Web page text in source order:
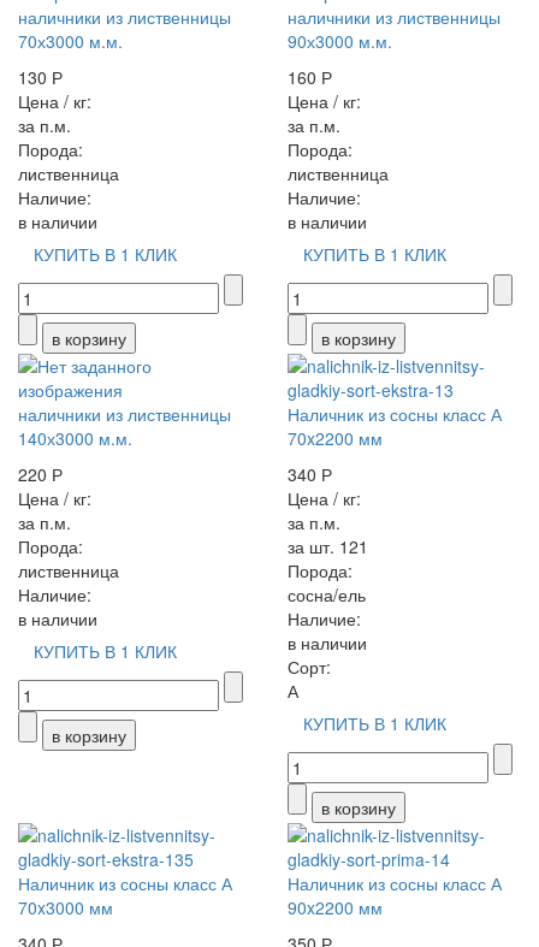
наличники из лиственницы
70х3000 м.м.
130 Р
Цена / кг:
за п.м.
Порода:
лиственница
Наличие:
в наличии
КУПИТЬ В 1 КЛИК
наличники из лиственницы
90х3000 м.м.
160 Р
Цена / кг:
за п.м.
Порода:
лиственница
Наличие:
в наличии
КУПИТЬ В 1 КЛИК
наличники из лиственницы
140х3000 м.м.
220 Р
Цена / кг:
за п.м.
Порода:
лиственница
Наличие:
в наличии
КУПИТЬ В 1 КЛИК
Наличник из сосны класс А
70x2200 мм
340 Р
Цена / кг:
за п.м.
за шт. 121
Порода:
сосна/ель
Наличие:
в наличии
Сорт:
А
КУПИТЬ В 1 КЛИК
Наличник из сосны класс А
70x3000 мм
Наличник из сосны класс А
90x2200 мм